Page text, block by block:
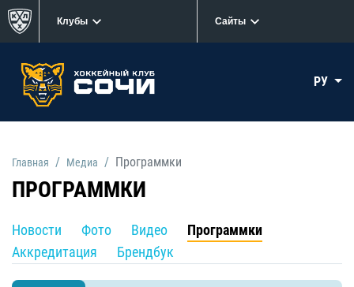
Клубы Сайты
РУ
Главная Медиа Программки
ПРОГРАММКИ
Новости Фото Видео
Программки
Аккредитация
Брендбук